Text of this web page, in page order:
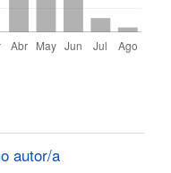
autor/a